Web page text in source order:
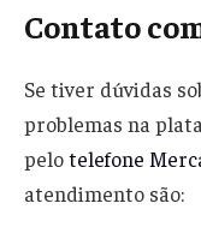
Contato
Se tiver dúvidas
problemas na
pelotelefone
atendimento são: